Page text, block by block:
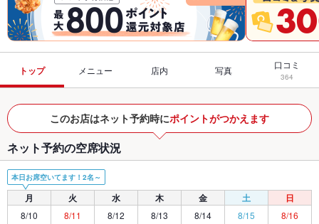
トップ メニュー 店内 写真 口コミ
364
このお店はネット予約時にポイントがつかえます
ネット予約の空席状況
本日お席空いてます！2名～
月 火 水 木 金 土 日
8/10 8/11 8/12 8/13 8/14 8/15 8/16